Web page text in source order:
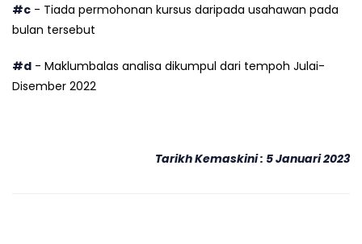
#c - Tiada permohonan kursus daripada usahawan pada
bulan tersebut
#d - Maklumbalas analisa dikumpul dari tempoh Julai-
Disember 2022
Tarikh Kemaskini : 5 Januari 2023